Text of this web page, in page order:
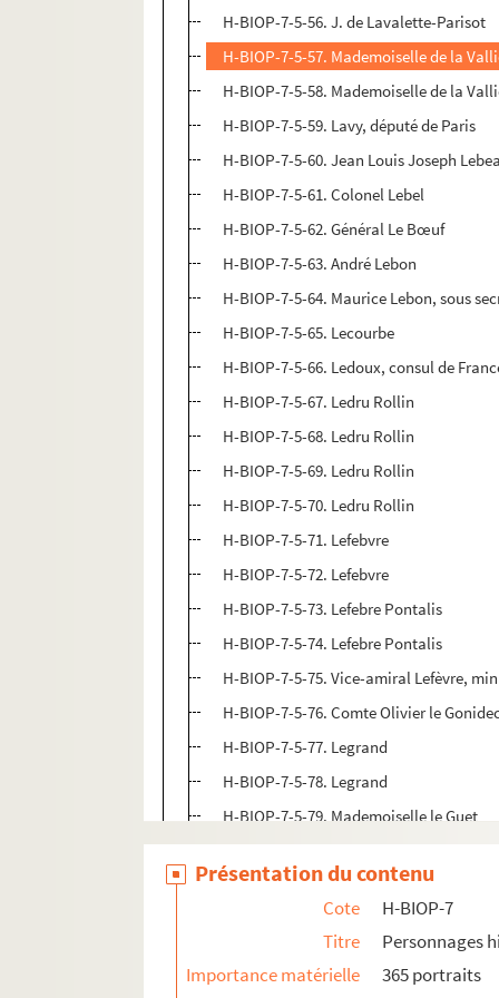
H-BIOP-7-5-56. J. de Lavalette-Parisot
H-BIOP-7-5-57. Mademoiselle de la
H-BIOP-7-5-58. Mademoiselle de la
H-BIOP-7-5-59. Lavy, député de Paris
H-BIOP-7-5-60. Jean Louis Joseph
H-BIOP-7-5-61. Colonel Lebel
H-BIOP-7-5-62. Général Le Bœuf
H-BIOP-7-5-63. André Lebon
H-BIOP-7-5-64. Maurice Lebon, sous
H-BIOP-7-5-65. Lecourbe
H-BIOP-7-5-66. Ledoux, consul de
H-BIOP-7-5-67. Ledru Rollin
H-BIOP-7-5-68. Ledru Rollin
H-BIOP-7-5-69. Ledru Rollin
H-BIOP-7-5-70. Ledru Rollin
H-BIOP-7-5-71. Lefebvre
H-BIOP-7-5-72. Lefebvre
H-BIOP-7-5-73. Lefebre Pontalis
H-BIOP-7-5-74. Lefebre Pontalis
H-BIOP-7-5-75. Vice-amiral Lefèvre,
H-BIOP-7-5-76. Comte Olivier le
H-BIOP-7-5-77. Legrand
H-BIOP-7-5-78. Legrand
H-BIOP-7-5-79. Mademoiselle le Guet
H-BIOP-7-5-80. René Félix le Hérissé
H-BIOP-7-5-81. Comte de Leicester
H-BIOP-7-5-82. Le Myre de Vilers,
H-BIOP-7-5-83. Léonidas
H-BIOP-7-5-84. Léonidas
Présentation du contenu
Cote
H-BIOP-7
Titre
Personnages
Importance matérielle
365 portraits